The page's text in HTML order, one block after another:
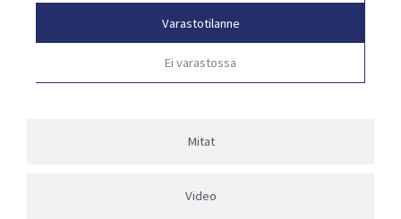
Mitat
Video
Varastotilanne
Ei varastossa